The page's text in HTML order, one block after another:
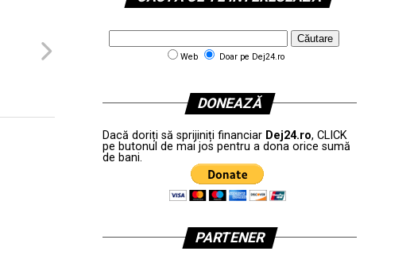
Web Doar pe Dej24.ro
DONEAZĂ
Dacă doriți să sprijiniți financiar Dej24.ro, CLICK
pe butonul de mai jos pentru a dona orice sumă
de bani.
PARTENER